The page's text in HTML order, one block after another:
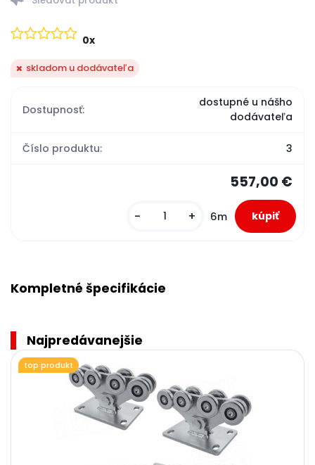
skladom u dodávateľa
0x
Dostupnosť:
dostupné u nášho
dodávateľa
Číslo produktu: 3
557,00 €
- + 6m
Kompletné špecifikácie
Najpredávanejšie
top produkt